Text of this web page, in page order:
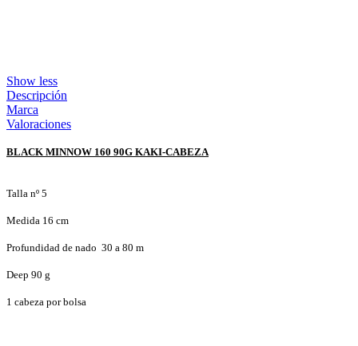
Show less
Descripción
Marca
Valoraciones
BLACK MINNOW 160 90G KAKI-CABEZA
Talla nº 5
Medida 16 cm
Profundidad de nado 30 a 80 m
Deep 90 g
1 cabeza por bolsa